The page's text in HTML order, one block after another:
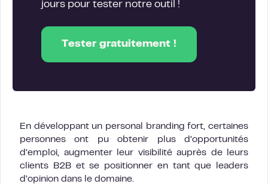
jours pour tester notre outil !
Tester gratuitement !
En développant un personal branding fort, certaines
personnes ont pu obtenir plus d’opportunités
d’emploi, augmenter leur visibilité auprès de leurs
clients B2B et se positionner en tant que leaders
d’opinion dans le domaine.